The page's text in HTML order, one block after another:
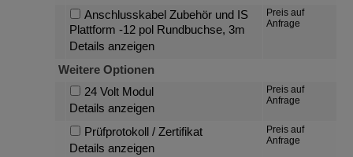
Anschlusskabel Zubehör und IS
Plattform -12 pol Rundbuchse, 3m
Details anzeigen
Preis auf
Anfrage
Weitere Optionen
24 Volt Modul
Details anzeigen
Preis auf
Anfrage
Prüfprotokoll / Zertifikat
Details anzeigen
Preis auf
Anfrage